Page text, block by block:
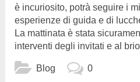
è incuriosito, potrà seguire i
esperienze di guida e di
La mattinata è stata
interventi degli invitati e al
Blog 0